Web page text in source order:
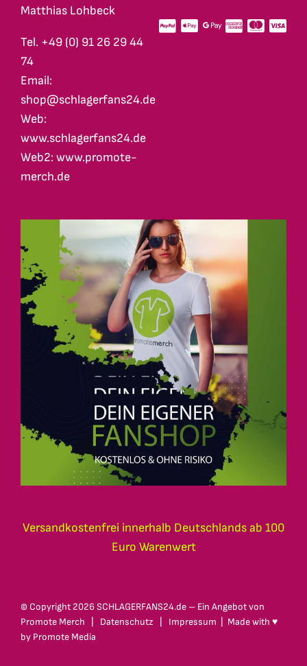
Matthias Lohbeck
Tel. +49 (0) 91 26 29 44
74
Email:
shop@schlagerfans24.de
Web:
www.schlagerfans24.de
Web2: www.promote-
merch.de
Versandkostenfrei innerhalb Deutschlands ab 100
Euro Warenwert
© Copyright 2026 SCHLAGERFANS24.de – Ein Angebot von
Promote Merch
Datenschutz Impressum | Made with ♥
by Promote Media